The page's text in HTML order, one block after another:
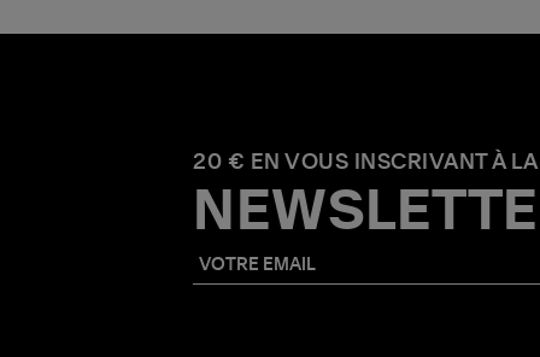
20 € EN VOUS INSCRIVANT À LA